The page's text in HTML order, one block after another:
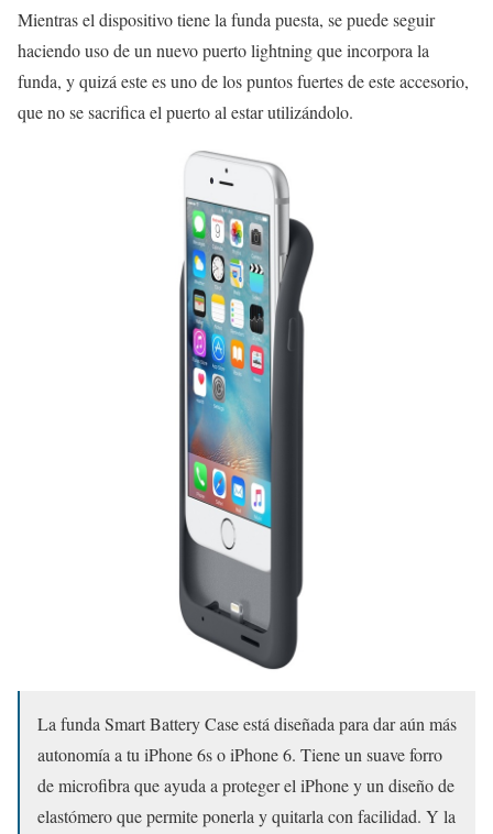
Mientras el dispositivo tiene la funda puesta, se puede seguir
haciendo uso de un nuevo puerto lightning que incorpora la
funda, y quizá este es uno de los puntos fuertes de este accesorio,
que no se sacrifica el puerto al estar utilizándolo.
La funda Smart Battery Case está diseñada para dar aún más
autonomía a tu iPhone 6s o iPhone 6. Tiene un suave forro
de microfibra que ayuda a proteger el iPhone y un diseño de
elastómero que permite ponerla y quitarla con facilidad. Y la